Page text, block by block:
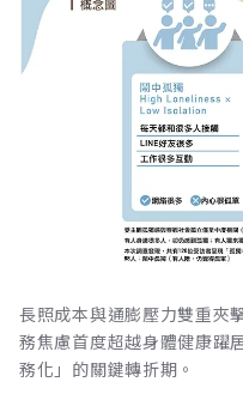
長照成本與通膨壓力雙重夾
務焦慮首度超越身體健康躍
務化」的關鍵轉折期。